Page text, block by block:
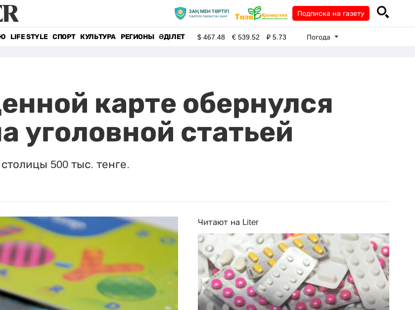
Подписка на газету
LIFE STYLE СПОРТ КУЛЬТУРА РЕГИОНЫ ӘДІЛЕТ $467.48 €539.52 ₽5.73 Погода
карте обернулся
уголовной статьей
500 тыс. тенге.
Читают на Liter